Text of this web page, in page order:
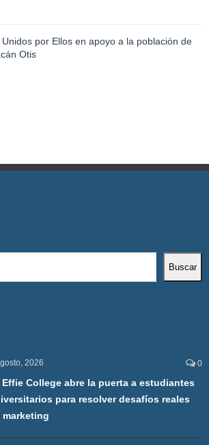
Unidos por Ellos en apoyo a la población de
Otis
Buscar
2026 0
Effie College abre la puerta a estudiantes
para resolver desafíos reales
marketing